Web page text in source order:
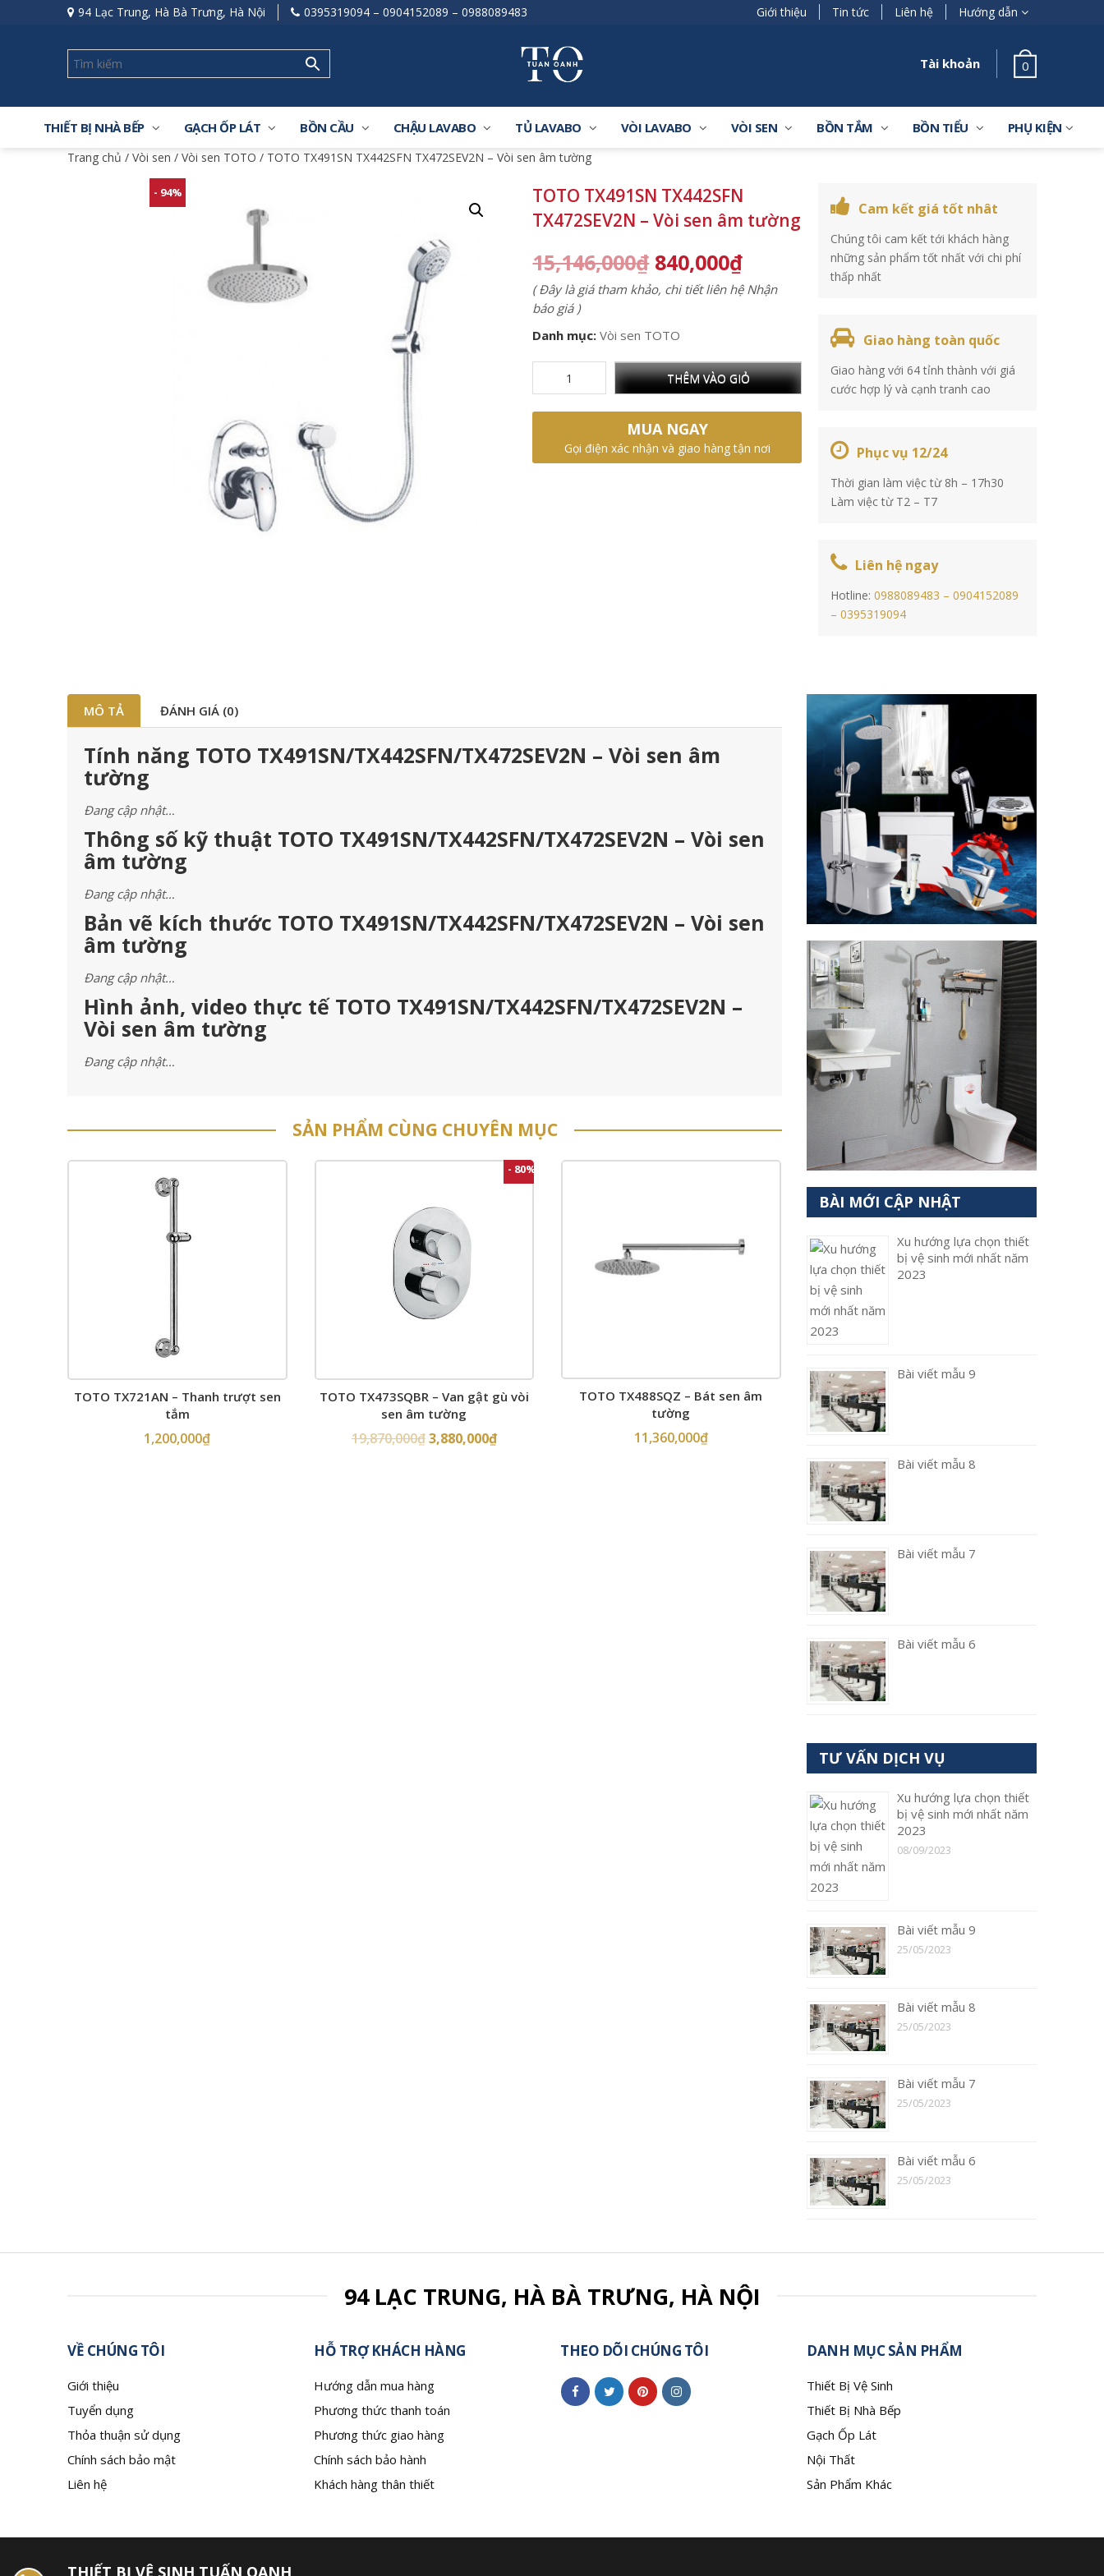
94 Lạc Trung, Hà Bà Trưng, Hà Nội 0395319094 – 0904152089 – 0988089483 Giới thiệu Tin tức Liên hệ Hướng dẫn
Tài khoản 0
THIẾT BỊ NHÀ BẾP GẠCH ỐP LÁT BỒN CẦU CHẬU LAVABO TỦ LAVABO VÒI LAVABO VÒI SEN BỒN TẮM BỒN TIỂU PHỤ KIỆN
Trang chủ / Vòi sen / Vòi sen TOTO / TOTO TX491SN TX442SFN TX472SEV2N – Vòi sen âm tường
- 94%
TOTO TX491SN TX442SFN
TX472SEV2N – Vòi sen âm tường
15,146,000₫ 840,000₫
( Đây là giá tham khảo, chi tiết liên hệ Nhận
báo giá )
Danh mục: Vòi sen TOTO
THÊM VÀO GIỎ
MUA NGAY
Gọi điện xác nhận và giao hàng tận nơi
Cam kết giá tốt nhât
Chúng tôi cam kết tới khách hàng
những sản phẩm tốt nhất với chi phí
thấp nhất
Giao hàng toàn quốc
Giao hàng với 64 tỉnh thành với giá
cước hợp lý và cạnh tranh cao
Phục vụ 12/24
Thời gian làm việc từ 8h – 17h30
Làm việc từ T2 – T7
Liên hệ ngay
Hotline: 0988089483 – 0904152089
– 0395319094
MÔ TẢ ĐÁNH GIÁ (0)
Tính năng TOTO TX491SN/TX442SFN/TX472SEV2N – Vòi sen âm
tường
Đang cập nhật…
Thông số kỹ thuật TOTO TX491SN/TX442SFN/TX472SEV2N – Vòi sen
âm tường
Đang cập nhật…
Bản vẽ kích thước TOTO TX491SN/TX442SFN/TX472SEV2N – Vòi sen
âm tường
Đang cập nhật…
Hình ảnh, video thực tế TOTO TX491SN/TX442SFN/TX472SEV2N –
Vòi sen âm tường
Đang cập nhật…
SẢN PHẨM CÙNG CHUYÊN MỤC
TOTO TX721AN – Thanh trượt sen
tắm
1,200,000₫
- 80%
TOTO TX473SQBR – Van gật gù vòi
sen âm tường
19,870,000₫3,880,000₫
TOTO TX488SQZ – Bát sen âm
tường
11,360,000₫
BÀI MỚI CẬP NHẬT
Xu hướng lựa chọn thiết
bị vệ sinh mới nhất năm
2023
Bài viết mẫu 9
Bài viết mẫu 8
Bài viết mẫu 7
Bài viết mẫu 6
TƯ VẤN DỊCH VỤ
Xu hướng lựa chọn thiết
bị vệ sinh mới nhất năm
2023
08/09/2023
Bài viết mẫu 9
25/05/2023
Bài viết mẫu 8
25/05/2023
Bài viết mẫu 7
25/05/2023
Bài viết mẫu 6
25/05/2023
94 LẠC TRUNG, HÀ BÀ TRƯNG, HÀ NỘI
VỀ CHÚNG TÔI
Giới thiệu
Tuyển dụng
Thỏa thuận sử dụng
Chính sách bảo mật
Liên hệ
HỖ TRỢ KHÁCH HÀNG
Hướng dẫn mua hàng
Phương thức thanh toán
Phương thức giao hàng
Chính sách bảo hành
Khách hàng thân thiết
THEO DÕI CHÚNG TÔI DANH MỤC SẢN PHẨM
Thiết Bị Vệ Sinh
Thiết Bị Nhà Bếp
Gạch Ốp Lát
Nội Thất
Sản Phẩm Khác
THIẾT BỊ VỆ SINH TUẤN OANH